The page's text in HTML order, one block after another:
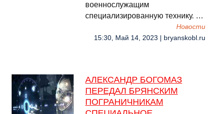
военнослужащим
специализированную технику. …
Новости
15:30, Май 14, 2023 | bryanskobl.ru
АЛЕКСАНДР БОГОМАЗ
ПЕРЕДАЛ БРЯНСКИМ
ПОГРАНИЧНИКАМ